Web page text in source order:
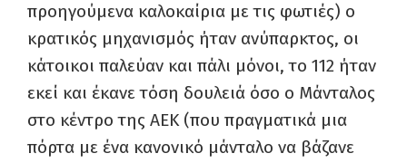
προηγούμενα καλοκαίρια με τις φωτιές) ο
κρατικός μηχανισμός ήταν ανύπαρκτος, οι
κάτοικοι παλεύαν και πάλι μόνοι, το 112 ήταν
εκεί και έκανε τόση δουλειά όσο ο Μάνταλος
στο κέντρο της ΑΕΚ (που πραγματικά μια
πόρτα με ένα κανονικό μάνταλο να βάζανε